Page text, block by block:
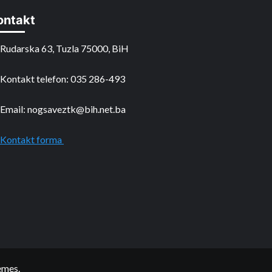
63, Tuzla 75000, BiH
telefon: 035 286-493
nogsaveztk@bih.net.ba
Kontakt forma